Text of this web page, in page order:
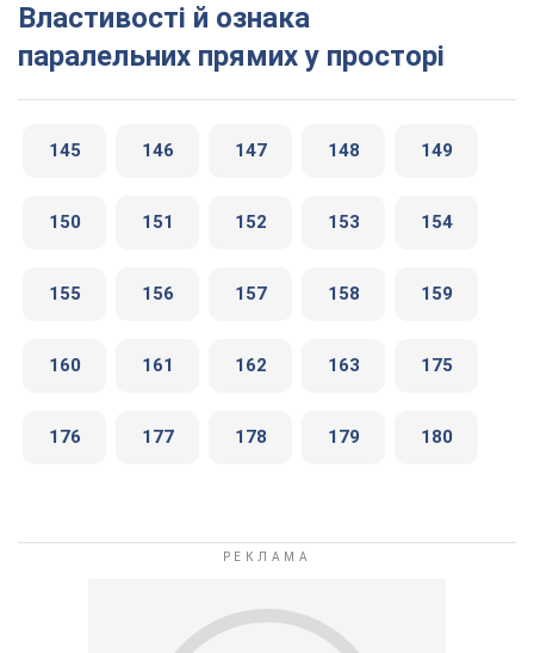
Властивості й ознака
паралельних прямих у просторі
145 146 147 148 149
150 151 152 153 154
155 156 157 158 159
160 161 162 163 175
176 177 178 179 180